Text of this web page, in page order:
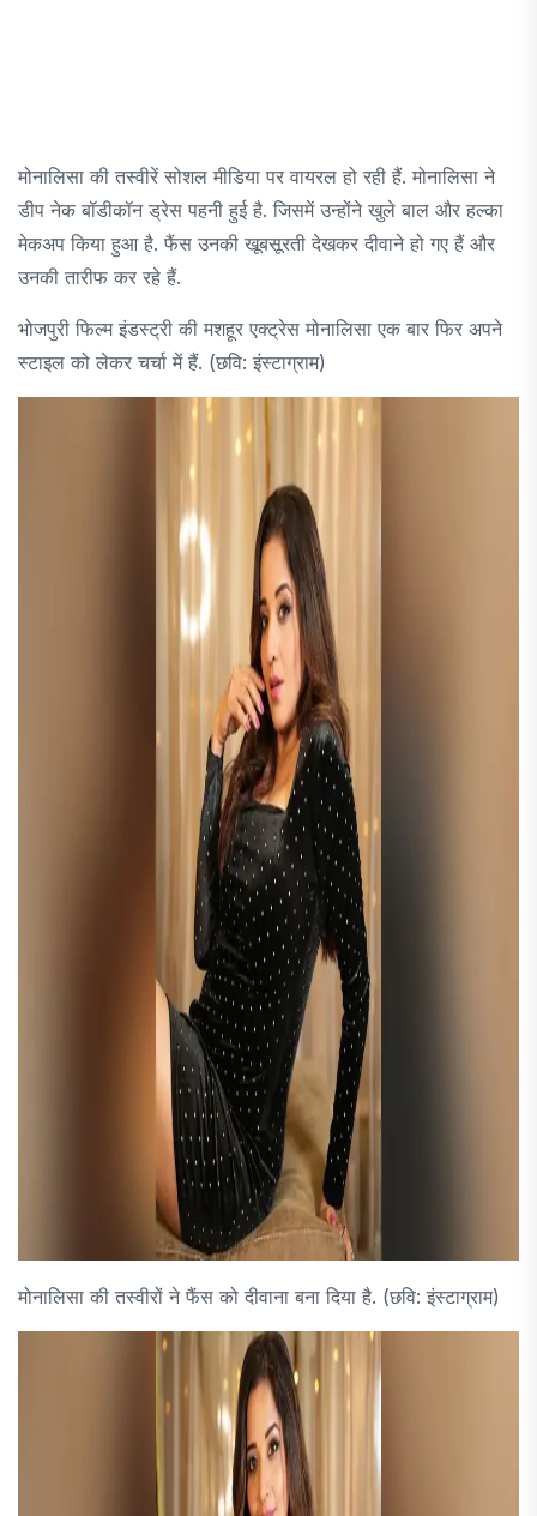
मोनालिसा की तस्वीरें सोशल मीडिया पर वायरल हो रही हैं. मोनालिसा ने
डीप नेक बॉडीकॉन ड्रेस पहनी हुई है. जिसमें उन्होंने खुले बाल और हल्का
मेकअप किया हुआ है. फैंस उनकी खूबसूरती देखकर दीवाने हो गए हैं और
उनकी तारीफ कर रहे हैं.
भोजपुरी फिल्म इंडस्ट्री की मशहूर एक्ट्रेस मोनालिसा एक बार फिर अपने
स्टाइल को लेकर चर्चा में हैं. (छवि: इंस्टाग्राम)
मोनालिसा की तस्वीरों ने फैंस को दीवाना बना दिया है. (छवि: इंस्टाग्राम)